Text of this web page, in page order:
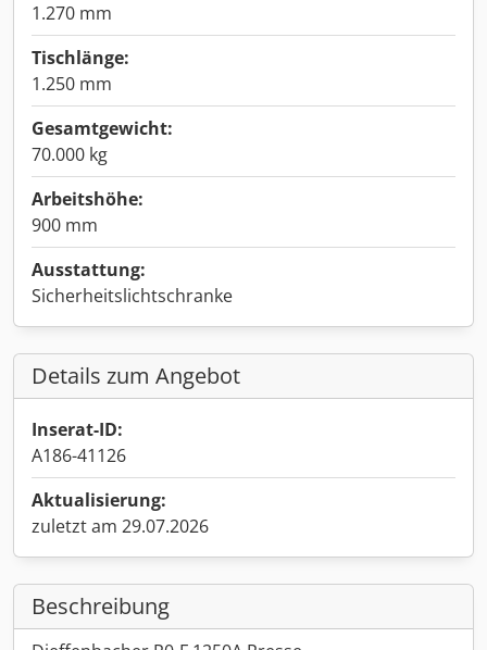
1.270 mm
Tischlänge:
1.250 mm
Gesamtgewicht:
70.000 kg
Arbeitshöhe:
900 mm
Ausstattung:
Sicherheitslichtschranke
Details zum Angebot
Inserat-ID:
A186-41126
Aktualisierung:
zuletzt am 29.07.2026
Beschreibung